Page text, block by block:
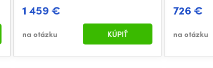
1 459 €
na otázku KÚPIŤ
726 €
na otázku